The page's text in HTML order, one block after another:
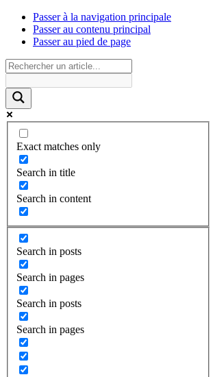
Passer à la navigation principale
Passer au contenu principal
Passer au pied de page
Exact matches only
Search in title
Search in content
Search in posts
Search in pages
Search in posts
Search in pages